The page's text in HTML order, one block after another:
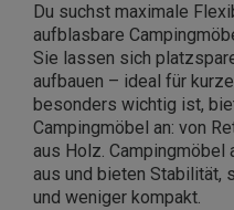
Du suchst maximale
aufblasbare
Sie lassen sich
aufbauen – ideal für
besonders wichtig ist,
Campingmöbel an: von
aus Holz. Campingmöbel
aus und bieten Stabilität,
und weniger kompakt.